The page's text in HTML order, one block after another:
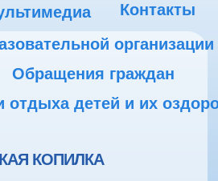
Контакты
организации
Обращения граждан
отдыха детей и их
КОПИЛКА